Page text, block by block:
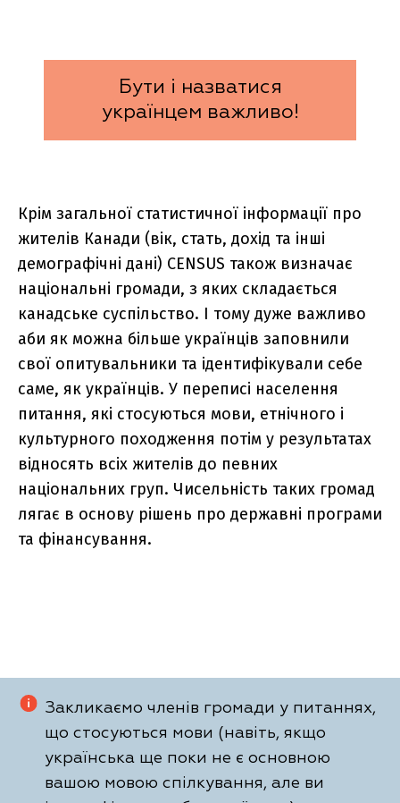
Бути і назватися
українцем важливо!
Крім загальної статистичної інформації про
жителів Канади (вік, стать, дохід та інші
демографічні дані) CENSUS також визначає
національні громади, з яких складається
канадське суспільство. І тому дуже важливо
аби як можна більше українців заповнили
свої опитувальники та ідентифікували себе
саме, як українців. У переписі населення
питання, які стосуються мови, етнічного і
культурного походження потім у результатах
відносять всіх жителів до певних
національних груп. Чисельність таких громад
лягає в основу рішень про державні програми
та фінансування.
Закликаємо членів громади у питаннях,
що стосуються мови (навіть, якщо
українська ще поки не є основною
вашою мовою спілкування, але ви